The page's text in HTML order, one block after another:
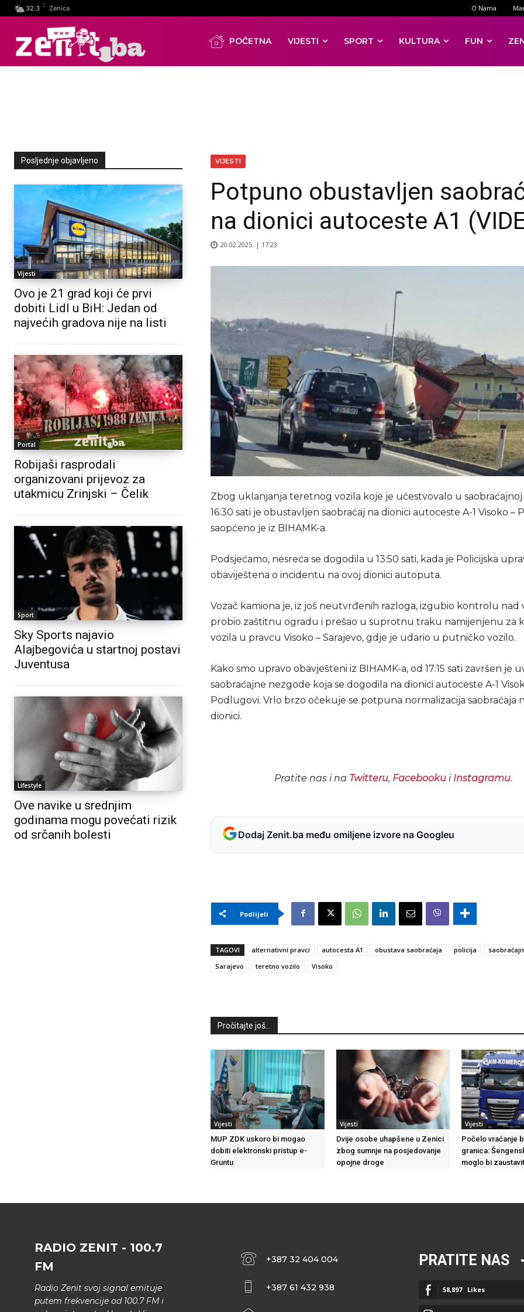
32.3 C Zenica O Nama
POČETNA VIJESTI SPORT KULTURA FUN
Posljednje objavljeno
Vijesti
Ovo je 21 grad koji će prvi
dobiti Lidl u BiH: Jedan od
najvećih gradova nije na listi
Portal
Robijaši rasprodali
organizovani prijevoz za
utakmicu Zrinjski – Čelik
Sport
Sky Sports najavio
Alajbegovića u startnoj postavi
Juventusa
Lifestyle
Ove navike u srednjim
godinama mogu povećati rizik
od srčanih bolesti
VIJESTI
Potpuno obustavljen
na dionici autoceste A1
20.02.2025. | 17:23
Zbog uklanjanja teretnog vozila koje je učestvovalo u saobraćajnoj
16:30 sati je obustavljen saobraćaj na dionici autoceste A-1 Visoko –
saopćeno je iz BIHAMK-a.
Podsjećamo, nesreća se dogodila u 13:50 sati, kada je Policijska
obaviještena o incidentu na ovoj dionici autoputa.
Vozač kamiona je, iz još neutvrđenih razloga, izgubio kontrolu nad
probio zaštitnu ogradu i prešao u suprotnu traku namijenjenu za
vozila u pravcu Visoko – Sarajevo, gdje je udario u putničko vozilo.
Kako smo upravo obavješteni iz BIHAMK-a, od 17:15 sati završen je
saobraćajne nezgode koja se dogodila na dionici autoceste A-1
Podlugovi. Vrlo brzo očekuje se potpuna normalizacija saobraćaja
dionici.
Pratite nas i na Twitteru, Facebookui Instagramu.
Dodaj Zenit.ba među omiljene izvore na Googleu
Podlijeli
TAGOVI alternativni pravci autocesta A1 obustava saobraćaja policija
Sarajevo
teretno vozilo Visoko
Pročitajte još...
Vijesti
MUP ZDK uskoro bi mogao
dobiti elektronski pristup e-
Gruntu
Vijesti
Dvije osobe uhapšene u Zenici
zbog sumnje na posjedovanje
opojne droge
Vijesti
Počelo vraćanje
granica:
moglo bi
RADIO ZENIT - 100.7
FM
Radio Zenit svoj signal emituje
putem frekvencije od 100.7 FM i
+387 32 404 004
+387 61 432 938
PRATITE NAS
58,897 Likes